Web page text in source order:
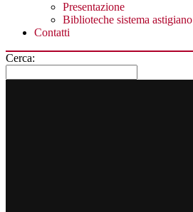
Presentazione
Biblioteche sistema astigiano
Contatti
Cerca: